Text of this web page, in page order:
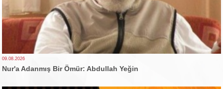
09.08.2026
Nur'a Adanmış Bir Ömür: Abdullah Yeğin